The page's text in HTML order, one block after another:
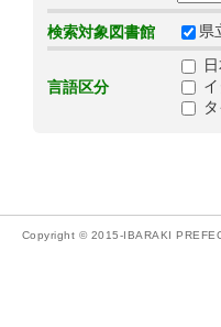
検索対象図書館 県
言語区分
Copyright © 2015-IBARAKI